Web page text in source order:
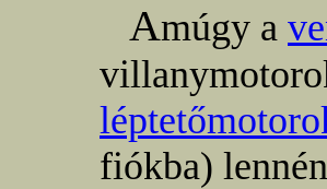
Amúgy a
fiókba)